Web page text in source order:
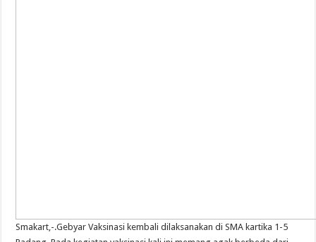
Smakart,-.Gebyar Vaksinasi kembali dilaksanakan di SMA kartika 1-5